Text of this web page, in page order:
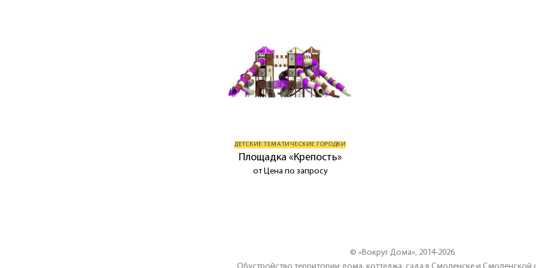
ДЕТСКИЕ ТЕМАТИЧЕСКИЕ ГОРОДКИ
Площадка «Крепость»
от Цена по запросу
© «Вокруг Дома», 2014-2026